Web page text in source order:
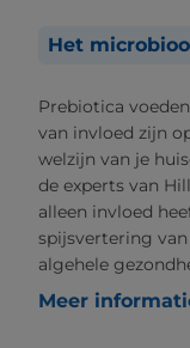
Het
Prebiotica
van invloed zijn
welzijn van je
de experts van
alleen invloed
spijsvertering
algehele
Meer